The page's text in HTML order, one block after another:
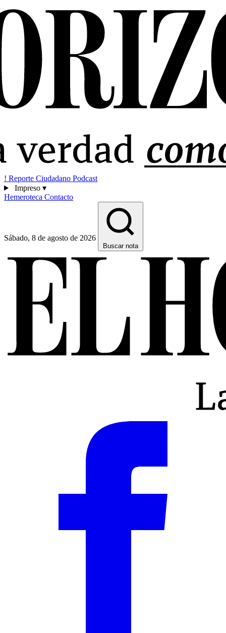
! Reporte Ciudadano Podcast
Impreso ▾
Hemeroteca Contacto
Sábado, 8 de agosto de 2026
Buscar nota